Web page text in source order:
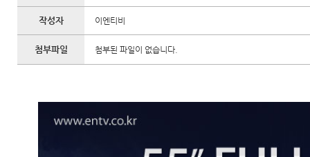
작성자 이엔티비
첨부파일 첨부된 파일이 없습니다.